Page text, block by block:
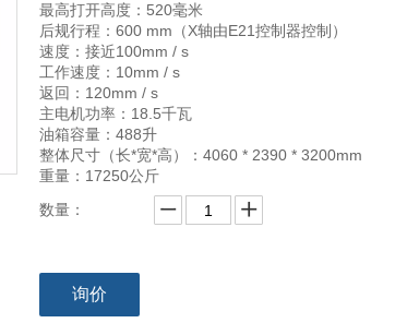
最高打开高度：520毫米
后规行程：600 mm（X轴由E21控制器控制）
速度：接近100mm / s
工作速度：10mm / s
返回：120mm / s
主电机功率：18.5千瓦
油箱容量：488升
整体尺寸（长*宽*高）：4060 * 2390 * 3200mm
重量：17250公斤
数量：
询价